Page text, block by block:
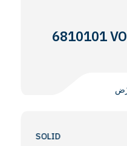
6810101
- SOLID